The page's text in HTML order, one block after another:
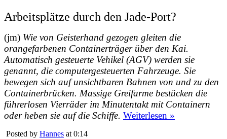
Arbeitsplätze durch den Jade-Port?
(jm) Wie von Geisterhand gezogen gleiten die
orangefarbenen Containerträger über den Kai.
Automatisch gesteuerte Vehikel (AGV) werden sie
genannt, die computergesteuerten Fahrzeuge. Sie
bewegen sich auf unsichtbaren Bahnen von und zu den
Containerbrücken. Massige Greifarme bestücken die
führerlosen Vierräder im Minutentakt mit Containern
oder heben sie auf die Schiffe. Weiterlesen »
Posted by Hannes at 0:14